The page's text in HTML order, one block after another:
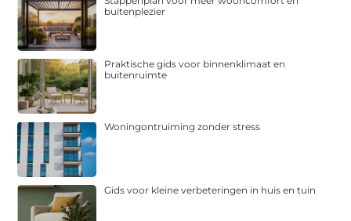
buitenplezier
Praktische gids voor binnenklimaat en
buitenruimte
Woningontruiming zonder stress
Gids voor kleine verbeteringen in huis en tuin